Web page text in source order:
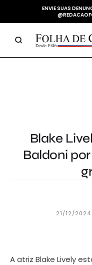
ENVIE SUAS
Blake
Baldoni
21/12/2024
A atriz Blake Lively